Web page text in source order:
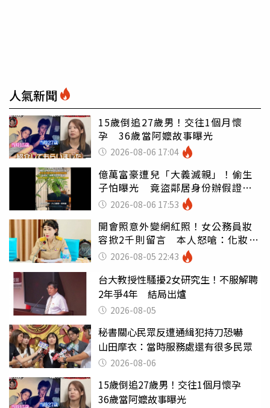
人氣新聞
15歲倒追27歲男！交往1個月懷
孕 36歲當阿嬤故事曝光
2026-08-06 17:04
億萬富豪遭兒「大義滅親」！偷生
子怕曝光 竟盜鄰居身份辦假證落
戶 2026-08-06 17:53
開會照意外變網紅照！女公務員妝
容掀2千則留言 本人怒嗆：化妝有
錯嗎2026-08-05 22:43
台大教授性騷擾2女研究生！不服解聘
2年爭4年 結局出爐
2026-08-05
秘書關心民眾反遭通緝犯持刀恐嚇
山田摩衣：當時服務處還有很多民眾
2026-08-06
15歲倒追27歲男！交往1個月懷孕
36歲當阿嬤故事曝光